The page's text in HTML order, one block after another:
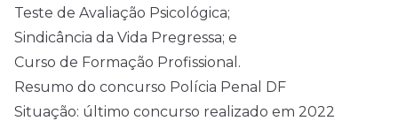
Teste de Avaliação Psicológica;
Sindicância da Vida Pregressa; e
Curso de Formação Profissional.
Resumo do concurso Polícia Penal DF
Situação: último concurso realizado em 2022